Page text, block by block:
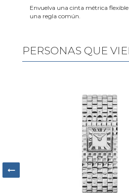
Envuelva una cinta métrica
una regla común.
PERSONAS QUE